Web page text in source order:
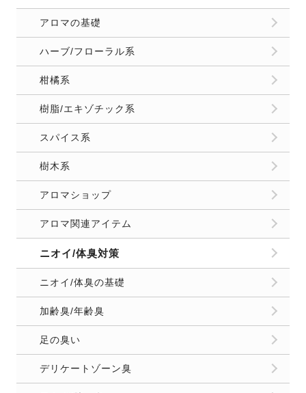
アロマの基礎
ハーブ/フローラル系
柑橘系
樹脂/エキゾチック系
スパイス系
樹木系
アロマショップ
アロマ関連アイテム
ニオイ/体臭対策
ニオイ/体臭の基礎
加齢臭/年齢臭
足の臭い
デリケートゾーン臭